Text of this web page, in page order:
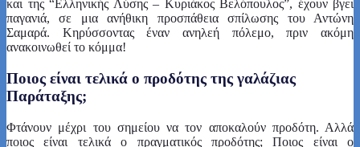
και της “Ελληνικής Λύσης – Κυριάκος Βελόπουλος”, έχουν βγει
παγανιά, σε μια ανήθικη προσπάθεια σπίλωσης του Αντώνη
Σαμαρά. Κηρύσσοντας έναν ανηλεή πόλεμο, πριν ακόμη
ανακοινωθεί το κόμμα!
Ποιος είναι τελικά ο προδότης της γαλάζιας
Παράταξης;
Φτάνουν μέχρι του σημείου να τον αποκαλούν προδότη. Αλλά
ποιος είναι τελικά ο πραγματικός προδότης; Ποιος είναι ο